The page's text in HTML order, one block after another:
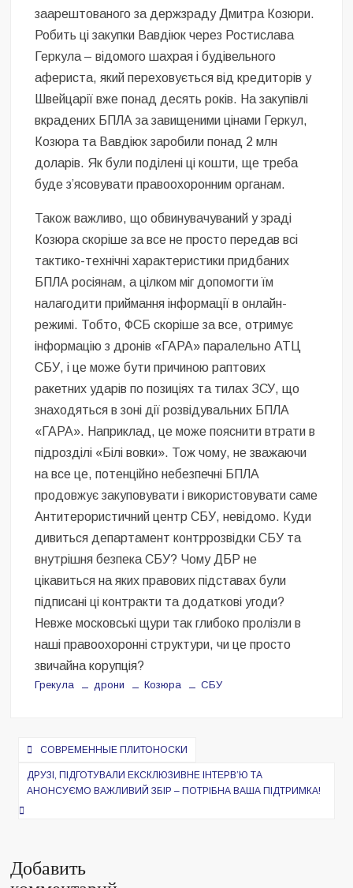
заарештованого за держзраду Дмитра Козюри.
Робить ці закупки Вавдіюк через Ростислава
Геркула – відомого шахрая і будівельного
афериста, який переховується від кредиторів у
Швейцарії вже понад десять років. На закупівлі
вкрадених БПЛА за завищеними цінами Геркул,
Козюра та Вавдіюк заробили понад 2 млн
доларів. Як були поділені ці кошти, ще треба
буде з’ясовувати правоохоронним органам.
Також важливо, що обвинувачуваний у зраді
Козюра скоріше за все не просто передав всі
тактико-технічні характеристики придбаних
БПЛА росіянам, а цілком міг допомогти їм
налагодити приймання інформації в онлайн-
режимі. Тобто, ФСБ скоріше за все, отримує
інформацію з дронів «ГАРА» паралельно АТЦ
СБУ, і це може бути причиною раптових
ракетних ударів по позиціях та тилах ЗСУ, що
знаходяться в зоні дії розвідувальних БПЛА
«ГАРА». Наприклад, це може пояснити втрати в
підрозділі «Білі вовки». Тож чому, не зважаючи
на все це, потенційно небезпечні БПЛА
продовжує закуповувати і використовувати саме
Антитерористичний центр СБУ, невідомо. Куди
дивиться департамент контррозвідки СБУ та
внутрішня безпека СБУ? Чому ДБР не
цікавиться на яких правових підставах були
підписані ці контракти та додаткові угоди?
Невже московські щури так глибоко пролізли в
наші правоохоронні структури, чи це просто
звичайна корупція?
Грекула дрони Козюра СБУ
Навигация
по
записям
СОВРЕМЕННЫЕ ПЛИТОНОСКИ
ДРУЗІ, ПІДГОТУВАЛИ ЕКСКЛЮЗИВНЕ ІНТЕРВʼЮ ТА
АНОНСУЄМО ВАЖЛИВИЙ ЗБІР – ПОТРІБНА ВАША ПІДТРИМКА!
Добавить